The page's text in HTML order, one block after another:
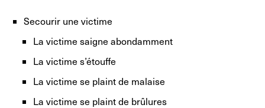
Secourir une victime
La victime saigne abondamment
La victime s’étouffe
La victime se plaint de malaise
La victime se plaint de brûlures